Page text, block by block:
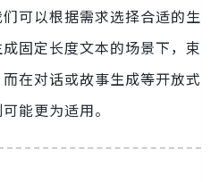
可以根据需求选择合适的生
固定长度文本的场景下，束
在对话或故事生成等开放式
能更为适用。